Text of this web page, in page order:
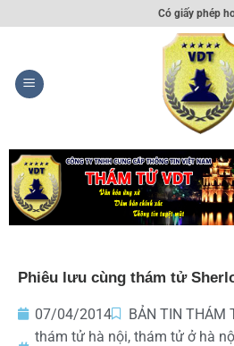
Có giấy phép
Phiêu lưu cùng thám tử
07/04/2014
BẢN TIN THÁM
thám tử hà nội, thám tử ở hà